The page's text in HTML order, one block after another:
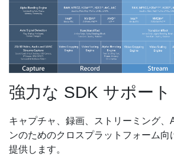
強力な SDK サポート
キャプチャ、録画、ストリーミング、
ンのためのクロスプラットフォーム向
提供します。